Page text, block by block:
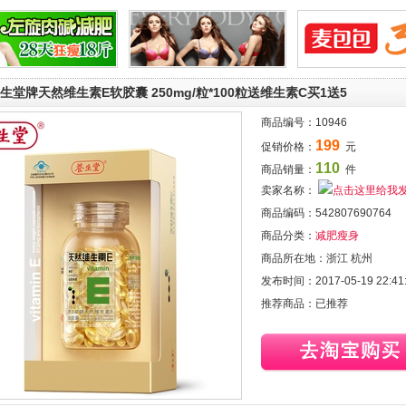
堂牌天然维生素E软胶囊 250mg/粒*100粒送维生素C买1送5
商品编号： 10946
促销价格： 199 元
商品销量： 110 件
卖家名称：
商品编码： 542807690764
商品分类： 减肥瘦身
商品所在地： 浙江 杭州
发布时间： 2017-05-19
推荐商品： 已推荐